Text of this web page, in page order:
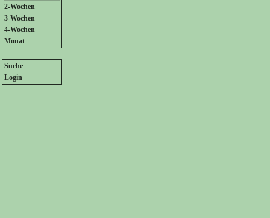
2-Wochen
3-Wochen
4-Wochen
Monat
Suche
Login